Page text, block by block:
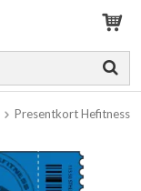
Presentkort Hefitness